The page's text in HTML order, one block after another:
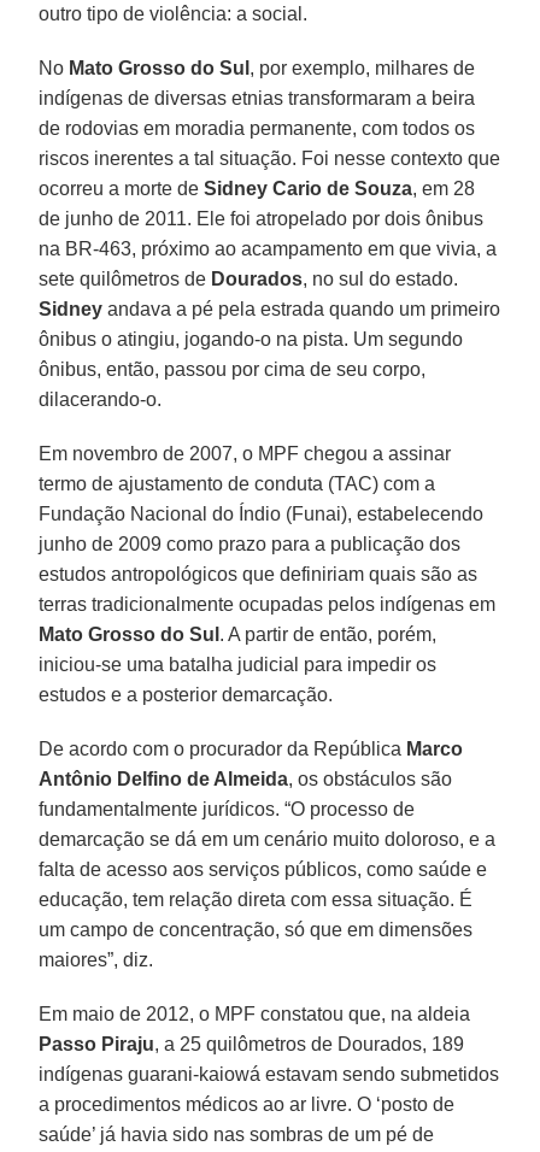
outro tipo de violência: a social.
No Mato Grosso do Sul , por exemplo, milhares de
indígenas de diversas etnias transformaram a beira
de rodovias em moradia permanente, com todos os
riscos inerentes a tal situação. Foi nesse contexto que
ocorreu a morte deSidney Cario de Souza, em 28
de junho de 2011. Ele foi atropelado por dois ônibus
na BR-463, próximo ao acampamento em que vivia, a
sete quilômetros de Dourados, no sul do estado.
Sidney andava a pé pela estrada quando um primeiro
ônibus o atingiu, jogando-o na pista. Um segundo
ônibus, então, passou por cima de seu corpo,
dilacerando-o.
Em novembro de 2007, o MPF chegou a assinar
termo de ajustamento de conduta (TAC) com a
Fundação Nacional do Índio (Funai), estabelecendo
junho de 2009 como prazo para a publicação dos
estudos antropológicos que definiriam quais são as
terras tradicionalmente ocupadas pelos indígenas em
Mato Grosso do Sul . A partir de então, porém,
iniciou-se uma batalha judicial para impedir os
estudos e a posterior demarcação.
De acordo com o procurador da República Marco
Antônio Delfino de Almeida, os obstáculos são
fundamentalmente jurídicos. “O processo de
demarcação se dá em um cenário muito doloroso, e a
falta de acesso aos serviços públicos, como saúde e
educação, tem relação direta com essa situação. É
um campo de concentração, só que em dimensões
maiores”, diz.
Em maio de 2012, o MPF constatou que, na aldeia
Passo Piraju, a 25 quilômetros de Dourados, 189
indígenas guarani-kaiowá estavam sendo submetidos
a procedimentos médicos ao ar livre. O ‘posto de
saúde’ já havia sido nas sombras de um pé de